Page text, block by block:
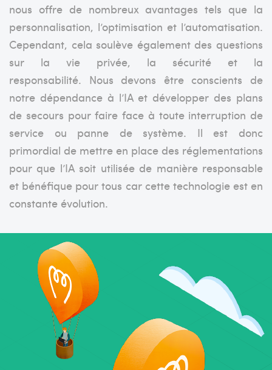
nous offre de nombreux avantages tels que la
personnalisation, l’optimisation et l’automatisation.
Cependant, cela soulève également des questions
sur la vie privée, la sécurité et la
responsabilité. Nous devons être conscients de
notre dépendance à l’IA et développer des plans
de secours pour faire face à toute interruption de
service ou panne de système. Il est donc
primordial de mettre en place des réglementations
pour que l’IA soit utilisée de manière responsable
et bénéfique pour tous car cette technologie est en
constante évolution.